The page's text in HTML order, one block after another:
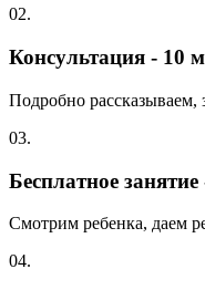
02.
Консультация - 10
Подробно рассказываем,
03.
Бесплатное занятие
Смотрим ребенка, даем
04.